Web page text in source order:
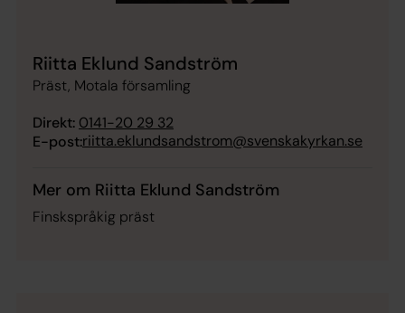
Riitta Eklund Sandström
Präst, Motala församling
Direkt: 0141-20 29 32
E-post:riitta.eklundsandstrom@svenskakyrkan.se
Mer om Riitta Eklund Sandström
Finskspråkig präst